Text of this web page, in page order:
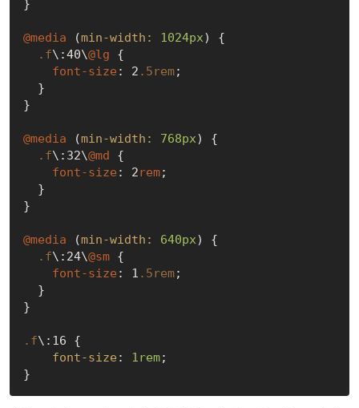
}
@media (min-width: 1024px) {
.f\ :40\@lg {
font-size : 2 .5rem;
}
@media (min-width: 768px) {
.f\ :32\@md {
font-size : 2rem;
}
@media (min-width: 640px) {
.f\ :24\@sm {
font-size : 1 .5rem;
}
.f\ :16 {
font-size : 1rem;